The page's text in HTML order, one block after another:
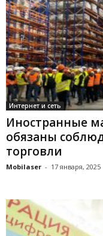
Интернет и сеть
Иностранные
обязаны
торговли
Mobilaser - 17 января, 2025